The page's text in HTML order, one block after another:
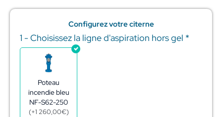
Configurez votre citerne
1 - Choisissez la ligne d'aspiration hors gel *
Poteau
incendie bleu
NF-S62-250
(+1 260,00€)
quantité
de
Réserve
incendie
galva
60m3